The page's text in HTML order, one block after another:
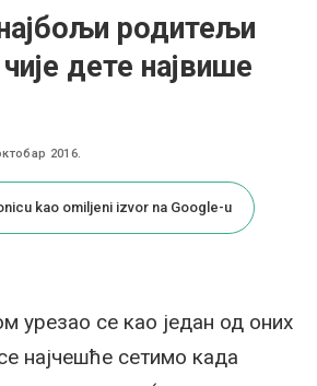
родитељи
дете највише
2016.
kao omiljeni izvor na Google-u
урезао се као један од оних
најчешће сетимо када